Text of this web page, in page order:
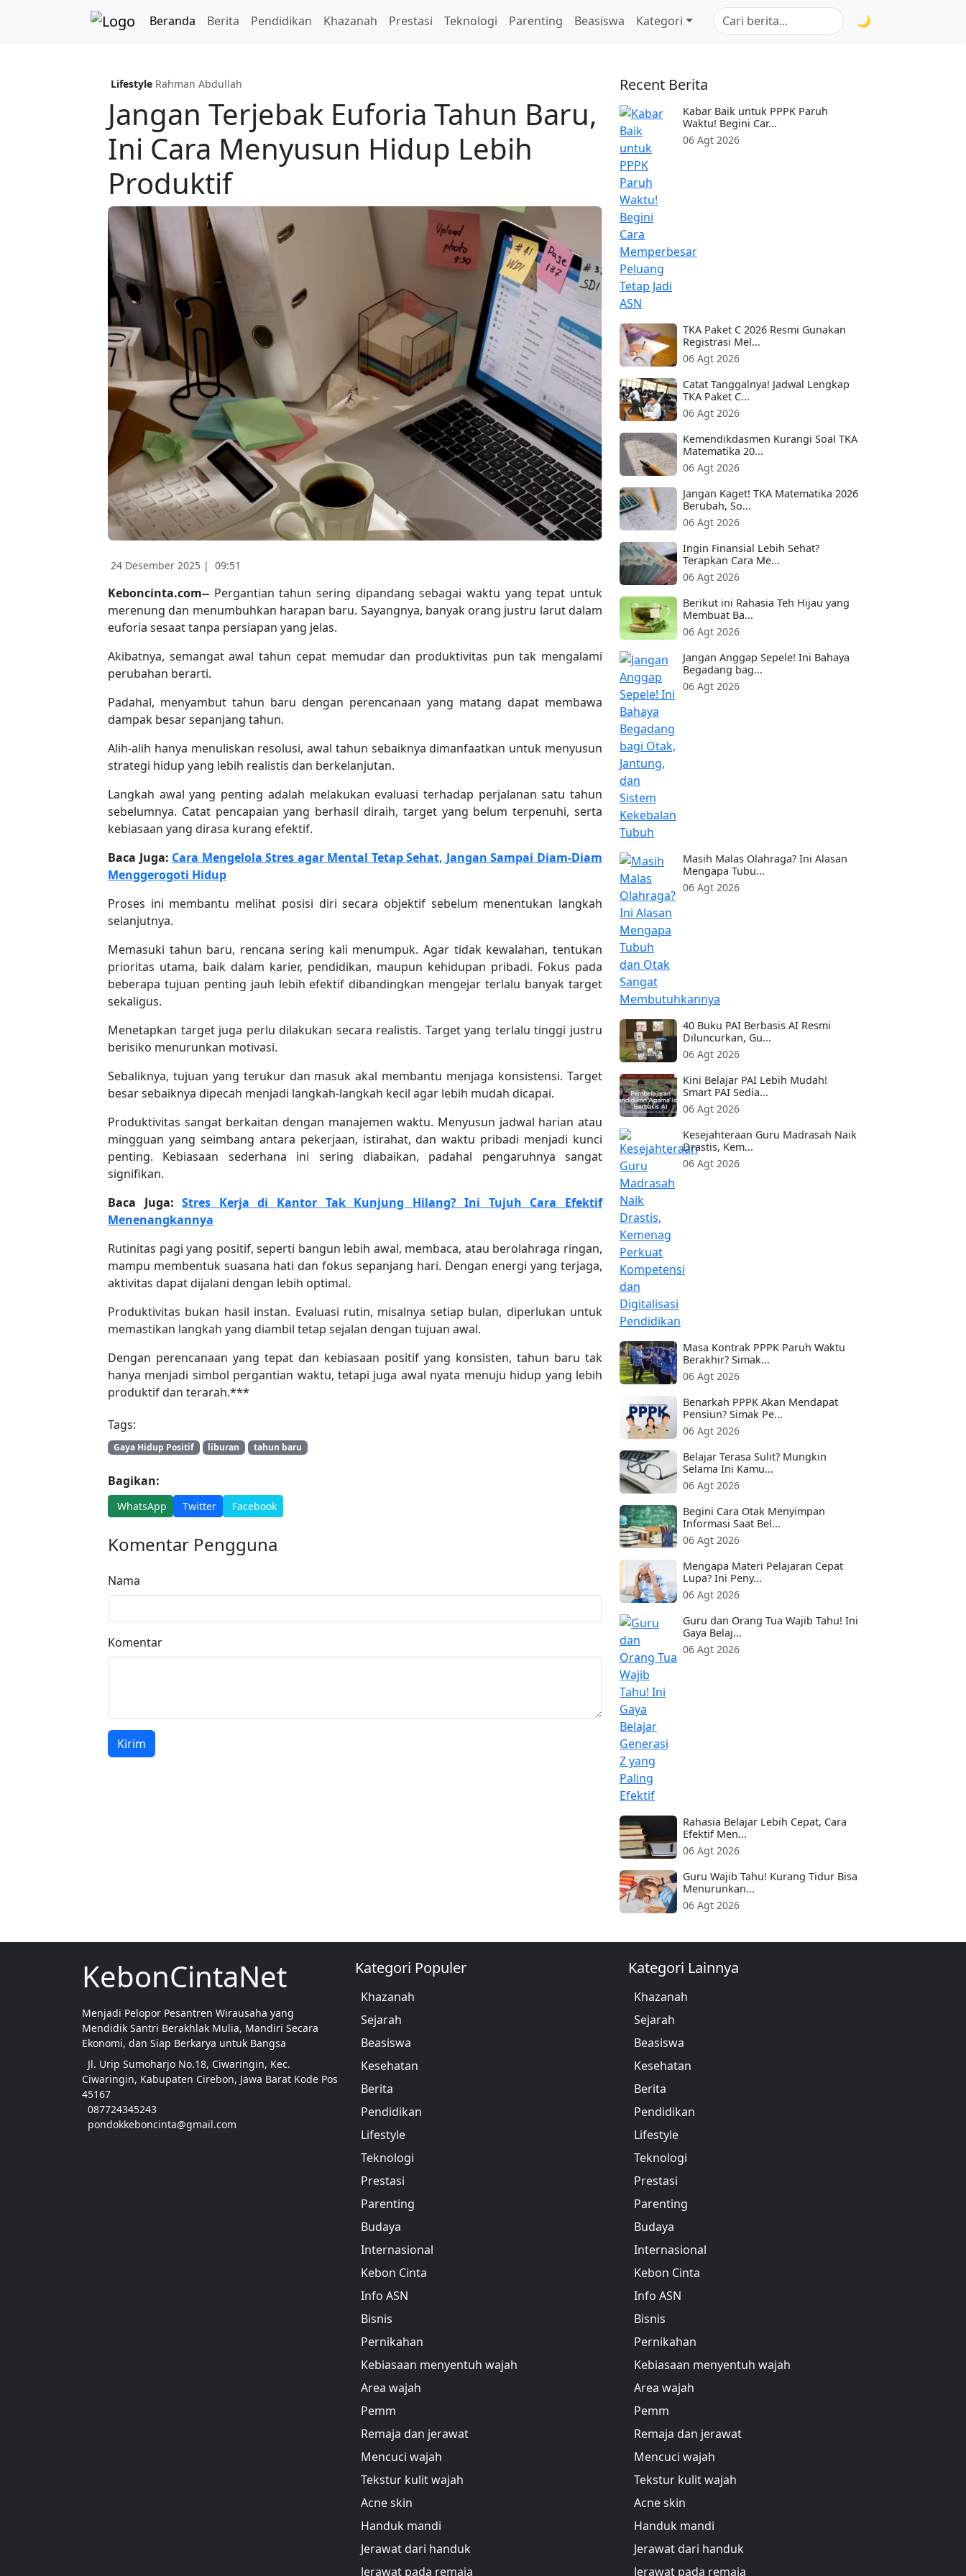
Beranda Berita Pendidikan Khazanah Prestasi Teknologi Parenting Beasiswa Kategori 🌙
Lifestyle Rahman Abdullah
Jangan Terjebak Euforia Tahun Baru,
Ini Cara Menyusun Hidup Lebih
Produktif
24 Desember 2025 | 09:51
Keboncinta.com-- Pergantian tahun sering dipandang sebagai waktu yang tepat untuk
merenung dan menumbuhkan harapan baru. Sayangnya, banyak orang justru larut dalam
euforia sesaat tanpa persiapan yang jelas.
Akibatnya, semangat awal tahun cepat memudar dan produktivitas pun tak mengalami
perubahan berarti.
Padahal, menyambut tahun baru dengan perencanaan yang matang dapat membawa
dampak besar sepanjang tahun.
Alih-alih hanya menuliskan resolusi, awal tahun sebaiknya dimanfaatkan untuk menyusun
strategi hidup yang lebih realistis dan berkelanjutan.
Langkah awal yang penting adalah melakukan evaluasi terhadap perjalanan satu tahun
sebelumnya. Catat pencapaian yang berhasil diraih, target yang belum terpenuhi, serta
kebiasaan yang dirasa kurang efektif.
Baca Juga: Cara Mengelola Stres agar Mental Tetap Sehat, Jangan Sampai Diam-Diam
Menggerogoti Hidup
Proses ini membantu melihat posisi diri secara objektif sebelum menentukan langkah
selanjutnya.
Memasuki tahun baru, rencana sering kali menumpuk. Agar tidak kewalahan, tentukan
prioritas utama, baik dalam karier, pendidikan, maupun kehidupan pribadi. Fokus pada
beberapa tujuan penting jauh lebih efektif dibandingkan mengejar terlalu banyak target
sekaligus.
Menetapkan target juga perlu dilakukan secara realistis. Target yang terlalu tinggi justru
berisiko menurunkan motivasi.
Sebaliknya, tujuan yang terukur dan masuk akal membantu menjaga konsistensi. Target
besar sebaiknya dipecah menjadi langkah-langkah kecil agar lebih mudah dicapai.
Produktivitas sangat berkaitan dengan manajemen waktu. Menyusun jadwal harian atau
mingguan yang seimbang antara pekerjaan, istirahat, dan waktu pribadi menjadi kunci
penting. Kebiasaan sederhana ini sering diabaikan, padahal pengaruhnya sangat
signifikan.
Baca Juga:Stres Kerja di Kantor Tak Kunjung Hilang? Ini Tujuh Cara Efektif
Menenangkannya
Rutinitas pagi yang positif, seperti bangun lebih awal, membaca, atau berolahraga ringan,
mampu membentuk suasana hati dan fokus sepanjang hari. Dengan energi yang terjaga,
aktivitas dapat dijalani dengan lebih optimal.
Produktivitas bukan hasil instan. Evaluasi rutin, misalnya setiap bulan, diperlukan untuk
memastikan langkah yang diambil tetap sejalan dengan tujuan awal.
Dengan perencanaan yang tepat dan kebiasaan positif yang konsisten, tahun baru tak
hanya menjadi simbol pergantian waktu, tetapi juga awal nyata menuju hidup yang lebih
produktif dan terarah.***
Tags:
Gaya Hidup Positif liburan tahun baru
Bagikan:
WhatsApp Twitter Facebook
Komentar Pengguna
Nama
Komentar
Kirim
Recent Berita
Kabar Baik untuk PPPK Paruh
Waktu! Begini Car...
06 Agt 2026
TKA Paket C 2026 Resmi Gunakan
Registrasi Mel...
06 Agt 2026
Catat Tanggalnya! Jadwal Lengkap
TKA Paket C...
06 Agt 2026
Kemendikdasmen Kurangi Soal TKA
Matematika 20...
06 Agt 2026
Jangan Kaget! TKA Matematika 2026
Berubah, So...
06 Agt 2026
Ingin Finansial Lebih Sehat?
Terapkan Cara Me...
06 Agt 2026
Berikut ini Rahasia Teh Hijau yang
Membuat Ba...
06 Agt 2026
Jangan Anggap Sepele! Ini Bahaya
Begadang bag...
06 Agt 2026
Masih Malas Olahraga? Ini Alasan
Mengapa Tubu...
06 Agt 2026
40 Buku PAI Berbasis AI Resmi
Diluncurkan, Gu...
06 Agt 2026
Kini Belajar PAI Lebih Mudah!
Smart PAI Sedia...
06 Agt 2026
Kesejahteraan Guru Madrasah Naik
Drastis, Kem...
06 Agt 2026
Masa Kontrak PPPK Paruh Waktu
Berakhir? Simak...
06 Agt 2026
Benarkah PPPK Akan Mendapat
Pensiun? Simak Pe...
06 Agt 2026
Belajar Terasa Sulit? Mungkin
Selama Ini Kamu...
06 Agt 2026
Begini Cara Otak Menyimpan
Informasi Saat Bel...
06 Agt 2026
Mengapa Materi Pelajaran Cepat
Lupa? Ini Peny...
06 Agt 2026
Guru dan Orang Tua Wajib Tahu! Ini
Gaya Belaj...
06 Agt 2026
Rahasia Belajar Lebih Cepat, Cara
Efektif Men...
06 Agt 2026
Guru Wajib Tahu! Kurang Tidur Bisa
Menurunkan...
06 Agt 2026
KebonCintaNet
Menjadi Pelopor Pesantren Wirausaha yang
Mendidik Santri Berakhlak Mulia, Mandiri Secara
Ekonomi, dan Siap Berkarya untuk Bangsa
Jl. Urip Sumoharjo No.18, Ciwaringin, Kec.
Ciwaringin, Kabupaten Cirebon, Jawa Barat Kode Pos
45167
087724345243
pondokkeboncinta@gmail.com
Kategori Populer
Khazanah
Sejarah
Beasiswa
Kesehatan
Berita
Pendidikan
Lifestyle
Teknologi
Prestasi
Parenting
Budaya
Internasional
Kebon Cinta
Info ASN
Bisnis
Pernikahan
Kebiasaan menyentuh wajah
Area wajah
Pemm
Remaja dan jerawat
Mencuci wajah
Tekstur kulit wajah
Acne skin
Handuk mandi
Jerawat dari handuk
Jerawat pada remaja
Kategori Lainnya
Khazanah
Sejarah
Beasiswa
Kesehatan
Berita
Pendidikan
Lifestyle
Teknologi
Prestasi
Parenting
Budaya
Internasional
Kebon Cinta
Info ASN
Bisnis
Pernikahan
Kebiasaan menyentuh wajah
Area wajah
Pemm
Remaja dan jerawat
Mencuci wajah
Tekstur kulit wajah
Acne skin
Handuk mandi
Jerawat dari handuk
Jerawat pada remaja